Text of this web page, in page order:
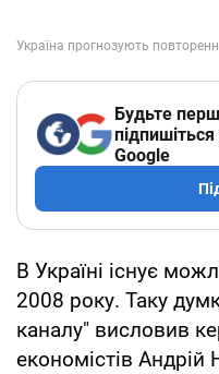
Будьте
Google
В Україні існує
2008 року. Таку
каналу" висловив
економістів